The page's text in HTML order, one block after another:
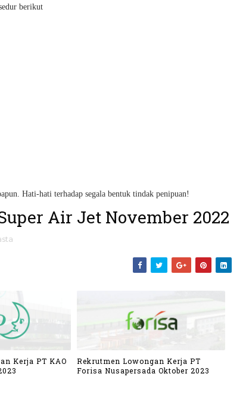
berikut
Hati-hati terhadap segala bentuk tindak penipuan!
Air Jet November 2022
Kerja PT KAO
Rekrutmen Lowongan Kerja PT
Forisa Nusapersada Oktober 2023